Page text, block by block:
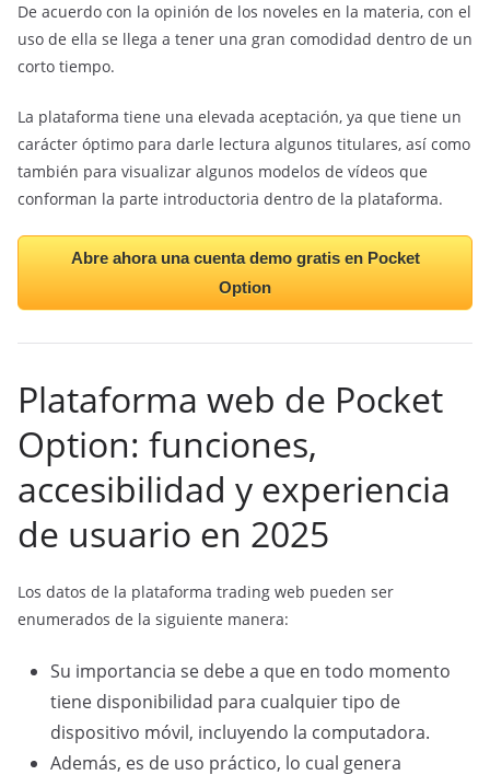
De acuerdo con la opinión de los noveles en la materia, con el
uso de ella se llega a tener una gran comodidad dentro de un
corto tiempo.
La plataforma tiene una elevada aceptación, ya que tiene un
carácter óptimo para darle lectura algunos titulares, así como
también para visualizar algunos modelos de vídeos que
conforman la parte introductoria dentro de la plataforma.
Abre ahora una cuenta demo gratis en Pocket
Option
Plataforma web de Pocket
Option: funciones,
accesibilidad y experiencia
de usuario en 2025
Los datos de la plataforma trading web pueden ser
enumerados de la siguiente manera:
Su importancia se debe a que en todo momento
tiene disponibilidad para cualquier tipo de
dispositivo móvil, incluyendo la computadora.
Además, es de uso práctico, lo cual genera